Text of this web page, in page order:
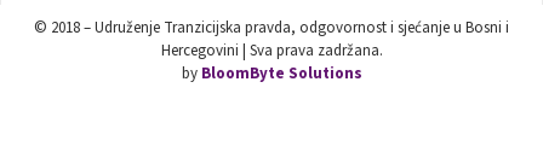
© 2018 – Udruženje Tranzicijska pravda, odgovornost i sjećanje u Bosni i
Hercegovini | Sva prava zadržana.
by BloomByte Solutions